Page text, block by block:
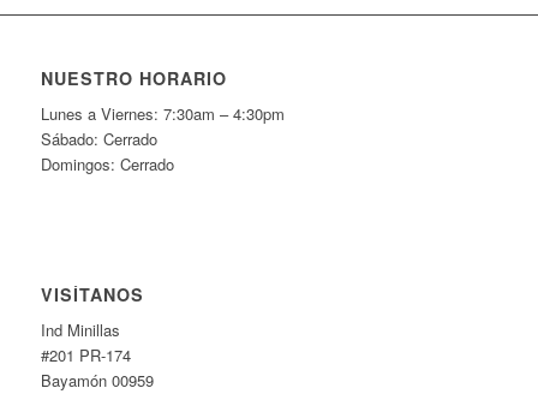
NUESTRO HORARIO
Lunes a Viernes: 7:30am – 4:30pm
Sábado: Cerrado
Domingos: Cerrado
VISÍTANOS
Ind Minillas
#201 PR-174
Bayamón 00959